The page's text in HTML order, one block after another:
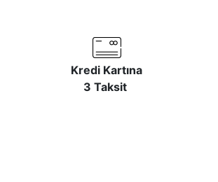
Kredi Kartına
3 Taksit